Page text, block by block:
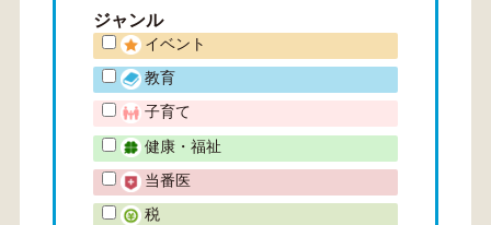
ジャンル
イベント
教育
子育て
健康・福祉
当番医
税